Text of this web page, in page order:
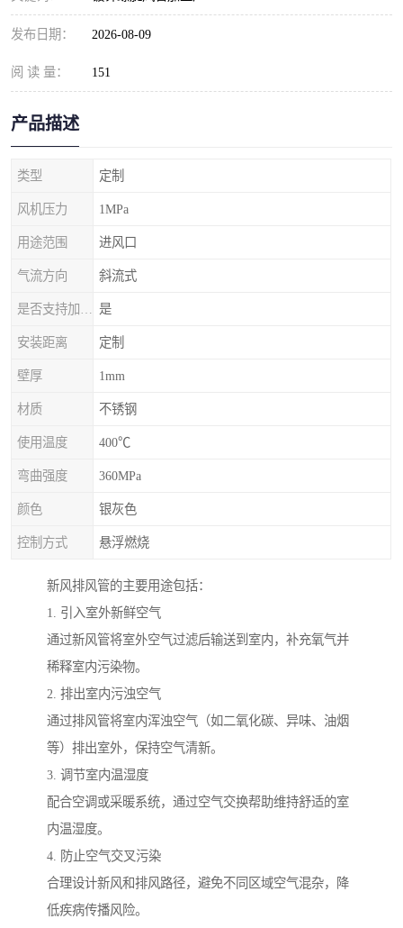
发布日期： 2026-08-09
阅 读 量： 151
产品描述
类型 定制
风机压力 1MPa
用途范围 进风口
气流方向 斜流式
是
安装距离 定制
壁厚 1mm
材质 不锈钢
使用温度 400℃
弯曲强度 360MPa
颜色 银灰色
控制方式 悬浮燃烧
新风排风管的主要用途包括：
1. 引入室外新鲜空气
通过新风管将室外空气过滤后输送到室内，补充氧气并
稀释室内污染物。
2. 排出室内污浊空气
通过排风管将室内浑浊空气（如二氧化碳、异味、油烟
等）排出室外，保持空气清新。
3. 调节室内温湿度
配合空调或采暖系统，通过空气交换帮助维持舒适的室
内温湿度。
4. 防止空气交叉污染
合理设计新风和排风路径，避免不同区域空气混杂，降
低疾病传播风险。